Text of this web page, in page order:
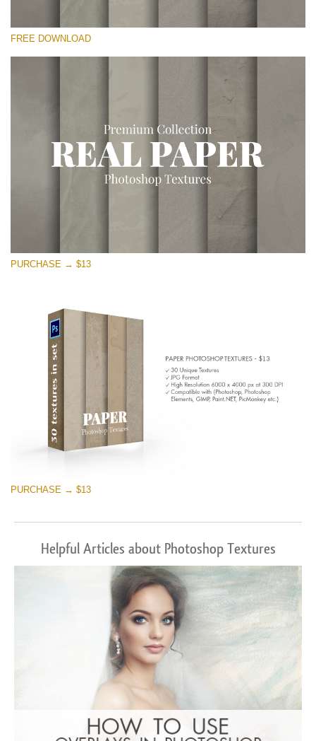
कृपया चुने
Large 6000*4000px
Entire Collection
मुफ्त डाउनलोड
FREE DOWNLOAD
PURCHASE → $13
PURCHASE → $13
Helpful Articles about Photoshop Textures